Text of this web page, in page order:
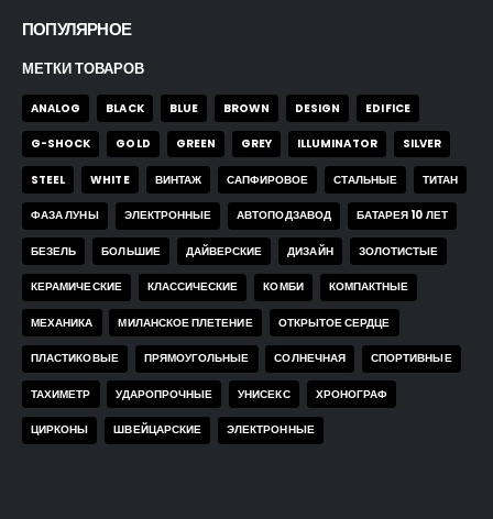
ПОПУЛЯРНОЕ
МЕТКИ ТОВАРОВ
ANALOG BLACK BLUE BROWN DESIGN EDIFICE
G-SHOCK GOLD GREEN GREY ILLUMINATOR SILVER
STEEL WHITE ВИНТАЖ САПФИРОВОЕ СТАЛЬНЫЕ ТИТАН
ФАЗА ЛУНЫ ЭЛЕКТРОННЫЕ АВТОПОДЗАВОД БАТАРЕЯ 10 ЛЕТ
БЕЗЕЛЬ БОЛЬШИЕ ДАЙВЕРСКИЕ ДИЗАЙН ЗОЛОТИСТЫЕ
КЕРАМИЧЕСКИЕ КЛАССИЧЕСКИЕ КОМБИ КОМПАКТНЫЕ
МЕХАНИКА МИЛАНСКОЕ ПЛЕТЕНИЕ ОТКРЫТОЕ СЕРДЦЕ
ПЛАСТИКОВЫЕ ПРЯМОУГОЛЬНЫЕ СОЛНЕЧНАЯ СПОРТИВНЫЕ
ТАХИМЕТР УДАРОПРОЧНЫЕ УНИСЕКС ХРОНОГРАФ
ЦИРКОНЫ ШВЕЙЦАРСКИЕ ЭЛЕКТРОННЫЕ